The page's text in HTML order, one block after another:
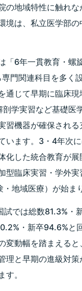
の地域特性に触れ
境は、私立医学部の
「6年一貫教育・螺
門関連科目を多く
通じて早期に臨床現
学実習など基礎医
習機器が確保され
います。3・4年次
化した統合教育が
型臨床実習・学外
地域医療）が始ま
試では総数81.3%・
・新卒94.6%と
変動幅を踏まえる
理と早期の進級対
す。